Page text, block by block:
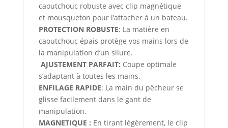
caoutchouc robuste avec clip magnétique
et mousqueton pour l’attacher à un bateau.
PROTECTION ROBUSTE: La matière en
caoutchouc épais protège vos mains lors de
la manipulation d’un silure.
AJUSTEMENT PARFAIT: Coupe optimale
s’adaptant à toutes les mains.
ENFILAGE RAPIDE: La main du pêcheur se
glisse facilement dans le gant de
manipulation.
MAGNETIQUE : En tirant légèrement, le clip